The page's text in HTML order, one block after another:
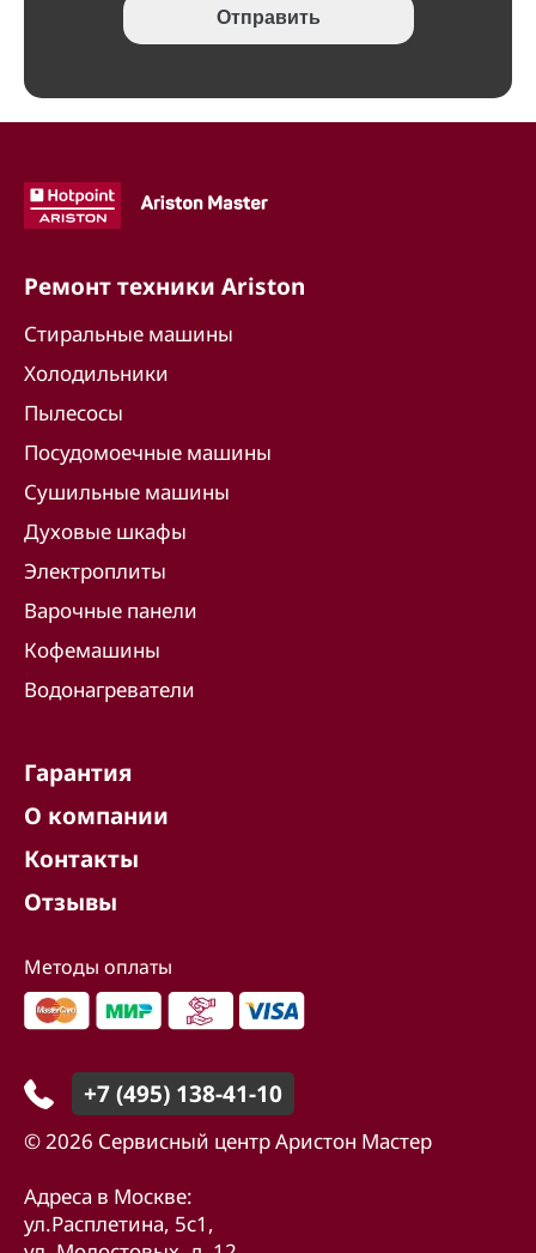
Отправить
Ремонт техники Ariston
Стиральные машины
Холодильники
Пылесосы
Посудомоечные машины
Сушильные машины
Духовые шкафы
Электроплиты
Варочные панели
Кофемашины
Водонагреватели
Гарантия
О компании
Контакты
Отзывы
Методы оплаты
+7 (495) 138-41-10
© 2026 Сервисный центр Аристон Мастер
Адреса в Москве:
ул.Расплетина, 5с1,